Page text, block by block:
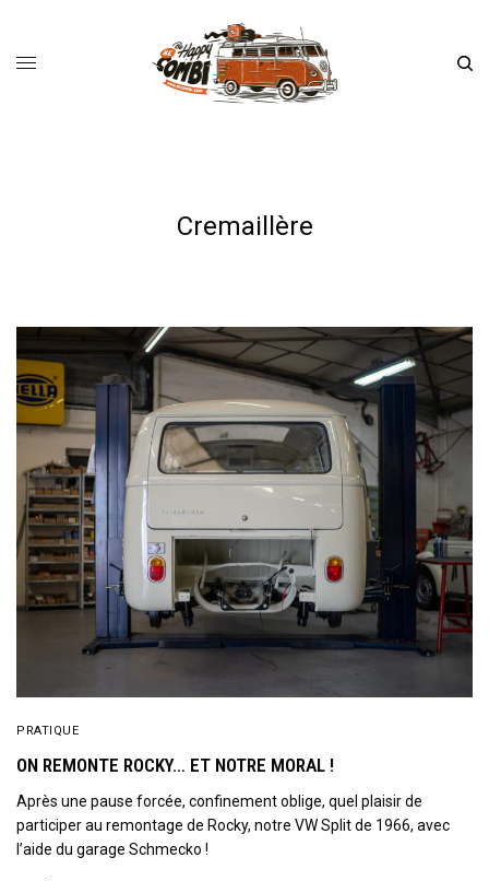
Cremaillère
PRATIQUE
ON REMONTE ROCKY… ET NOTRE MORAL !
Après une pause forcée, confinement oblige, quel plaisir de
participer au remontage de Rocky, notre VW Split de 1966, avec
l’aide du garage Schmecko !